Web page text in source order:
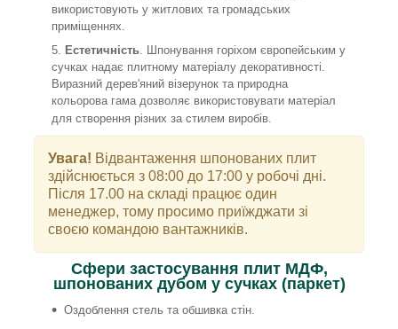
використовують у житлових та громадських
приміщеннях.
Естетичність . Шпонування горіхом європейським у
сучках надає плитному матеріалу декоративності.
Виразний дерев'яний візерунок та природна
кольорова гама дозволяє використовувати матеріал
для створення різних за стилем виробів.
Увага! Відвантаження шпонованих плит
здійснюється з 08:00 до 17:00 у робочі дні.
Після 17.00 на складі працює один
менеджер, тому просимо приїжджати зі
своєю командою вантажників.
Сфери застосування плит МДФ,
шпонованих дубом у сучках (паркет)
Оздоблення стель та обшивка стін.